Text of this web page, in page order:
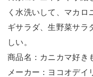
く水洗いして、マカロ
ギサラダ、生野菜サラ
しい。
商品名：カニカマ好き
メーカー：ヨコオデイ